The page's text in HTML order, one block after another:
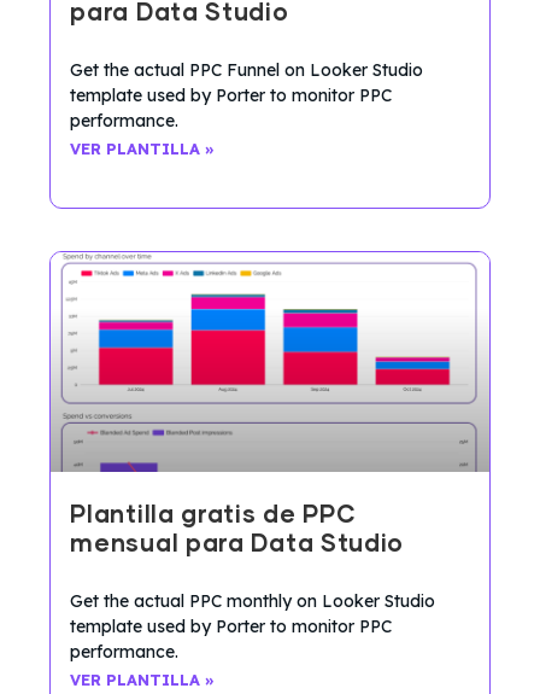
para Data Studio
Get the actual PPC Funnel on Looker Studio
template used by Porter to monitor PPC
performance.
VER PLANTILLA »
Plantilla gratis de PPC
mensual para Data Studio
Get the actual PPC monthly on Looker Studio
template used by Porter to monitor PPC
performance.
VER PLANTILLA »